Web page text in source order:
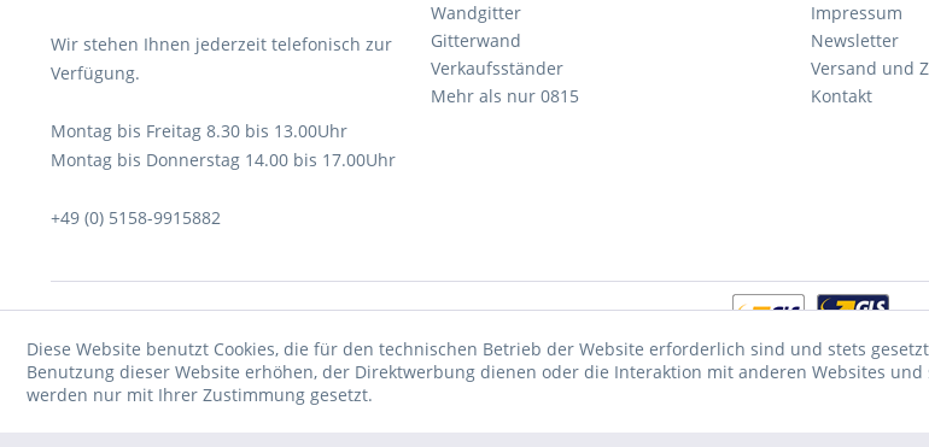
Wir stehen Ihnen jederzeit telefonisch zur
Verfügung.
Montag bis Freitag 8.30 bis 13.00Uhr
Montag bis Donnerstag 14.00 bis 17.00Uhr
+49 (0) 5158-9915882
Wandgitter
Gitterwand
Verkaufsständer
Mehr als nur 0815
Impressum
Newsletter
Versand und
Kontakt
* Verkauf nur an Unternehmer, Gewerbetreibende, Freiberufler und öffentliche Institutionen, daher verstehen sich alle Preise
Diese Website benutzt Cookies, die für den technischen Betrieb der Website erforderlich sind und stets
Benutzung dieser Website erhöhen, der Direktwerbung dienen oder die Interaktion mit anderen Websites
werden nur mit Ihrer Zustimmung gesetzt.